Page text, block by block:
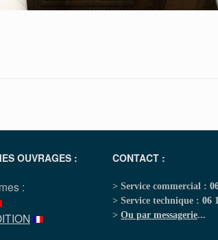
OUVRAGES :
:
CONTACT :
> Service commercial :
> Service technique : 06
> Ou par messagerie...